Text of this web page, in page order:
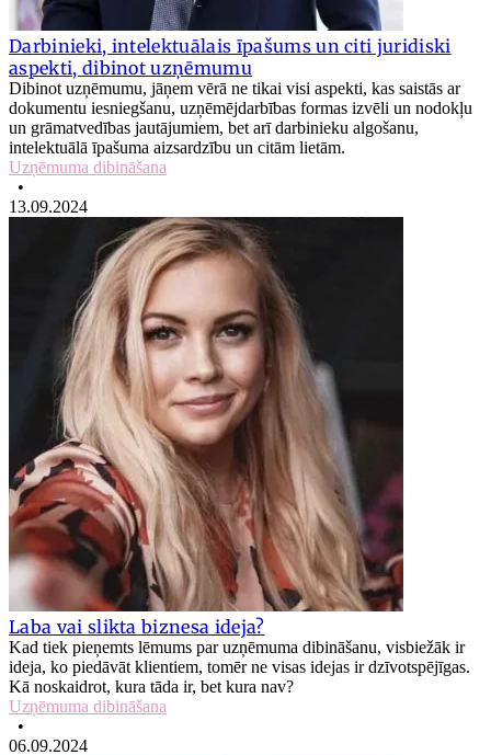
Darbinieki, intelektuālais īpašums un citi juridiski
aspekti, dibinot uzņēmumu
Dibinot uzņēmumu, jāņem vērā ne tikai visi aspekti, kas saistās ar
dokumentu iesniegšanu, uzņēmējdarbības formas izvēli un nodokļu
un grāmatvedības jautājumiem, bet arī darbinieku algošanu,
intelektuālā īpašuma aizsardzību un citām lietām.
Uzņēmuma dibināšana
•
13.09.2024
Laba vai slikta biznesa ideja?
Kad tiek pieņemts lēmums par uzņēmuma dibināšanu, visbiežāk ir
ideja, ko piedāvāt klientiem, tomēr ne visas idejas ir dzīvotspējīgas.
Kā noskaidrot, kura tāda ir, bet kura nav?
Uzņēmuma dibināšana
•
06.09.2024